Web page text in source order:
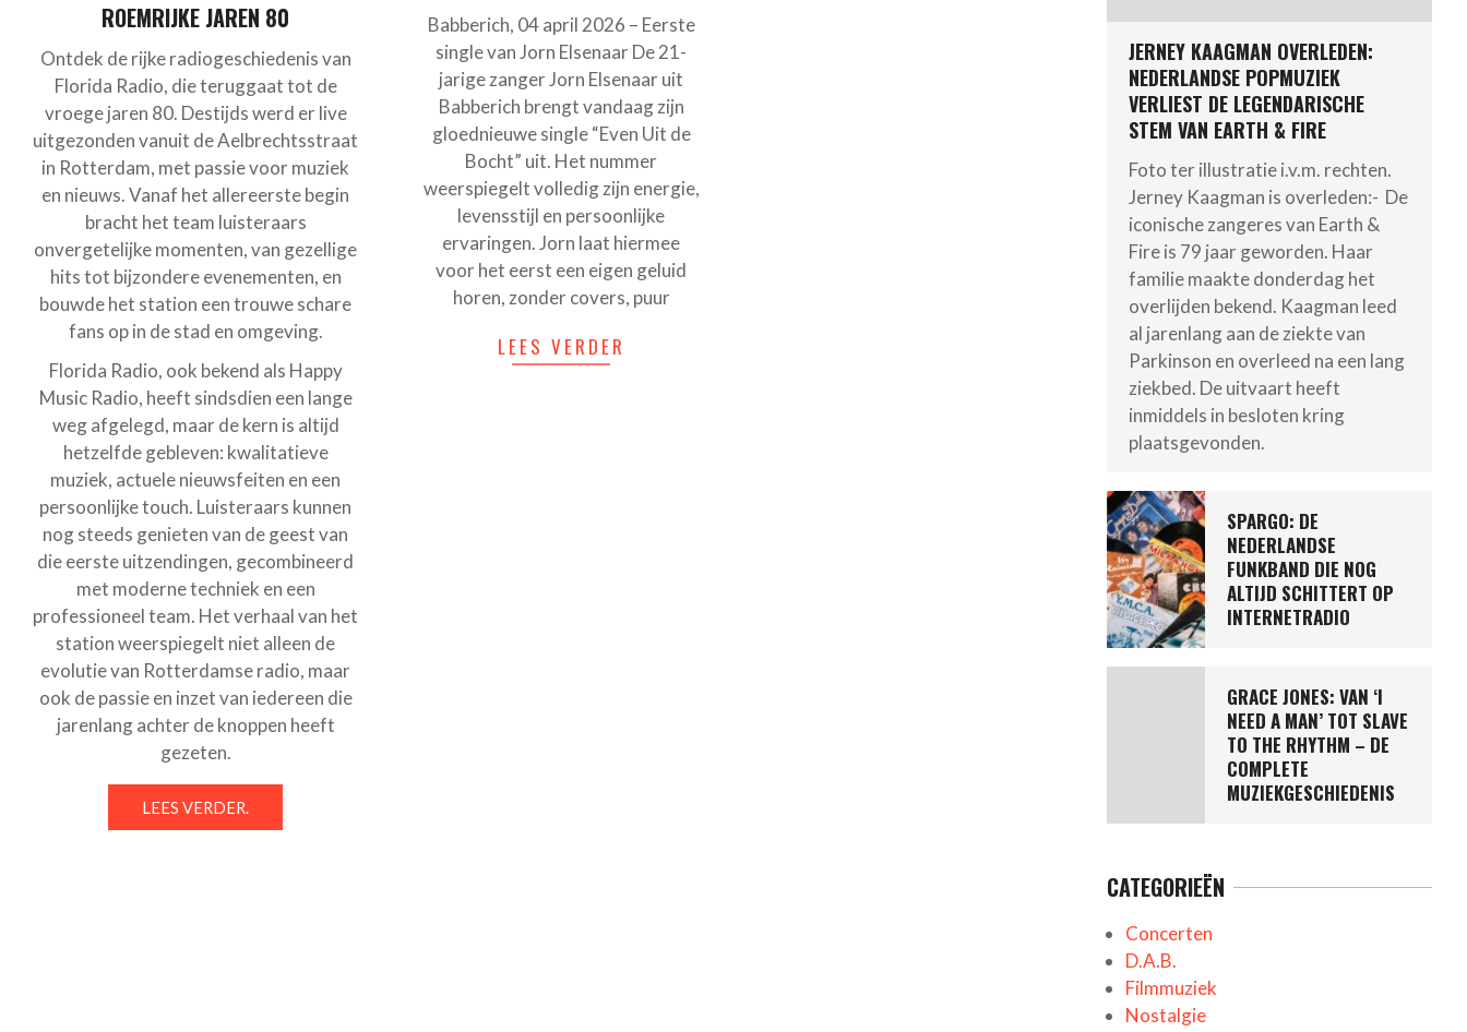
Babberich, 04 april 2026 – Eerste
single van Jorn Elsenaar De 21-
jarige zanger Jorn Elsenaar uit
Babberich brengt vandaag zijn
gloednieuwe single “Even Uit de
Bocht” uit. Het nummer
weerspiegelt volledig zijn energie,
levensstijl en persoonlijke
ervaringen. Jorn laat hiermee
voor het eerst een eigen geluid
horen, zonder covers, puur
LEES VERDER
ROEMRIJKE JAREN 80
Ontdek de rijke radiogeschiedenis van
Florida Radio, die teruggaat tot de
vroege jaren 80. Destijds werd er live
uitgezonden vanuit de Aelbrechtsstraat
in Rotterdam, met passie voor muziek
en nieuws. Vanaf het allereerste begin
bracht het team luisteraars
onvergetelijke momenten, van gezellige
hits tot bijzondere evenementen, en
bouwde het station een trouwe schare
fans op in de stad en omgeving.
Florida Radio, ook bekend als Happy
Music Radio, heeft sindsdien een lange
weg afgelegd, maar de kern is altijd
hetzelfde gebleven: kwalitatieve
muziek, actuele nieuwsfeiten en een
persoonlijke touch. Luisteraars kunnen
nog steeds genieten van de geest van
die eerste uitzendingen, gecombineerd
met moderne techniek en een
professioneel team. Het verhaal van het
station weerspiegelt niet alleen de
evolutie van Rotterdamse radio, maar
ook de passie en inzet van iedereen die
jarenlang achter de knoppen heeft
gezeten.
LEES VERDER.
JERNEY KAAGMAN OVERLEDEN:
NEDERLANDSE POPMUZIEK
VERLIEST DE LEGENDARISCHE
STEM VAN EARTH & FIRE
Foto ter illustratie i.v.m. rechten.
Jerney Kaagman is overleden:- De
iconische zangeres van Earth &
Fire is 79 jaar geworden. Haar
familie maakte donderdag het
overlijden bekend. Kaagman leed
al jarenlang aan de ziekte van
Parkinson en overleed na een lang
ziekbed. De uitvaart heeft
inmiddels in besloten kring
plaatsgevonden.
SPARGO: DE
NEDERLANDSE
FUNKBAND DIE NOG
ALTIJD SCHITTERT OP
INTERNETRADIO
GRACE JONES: VAN ‘I
NEED A MAN’ TOT SLAVE
TO THE RHYTHM – DE
COMPLETE
MUZIEKGESCHIEDENIS
CATEGORIEËN
Concerten
D.A.B.
Filmmuziek
Nostalgie